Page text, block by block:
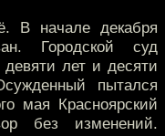
В начале декабря
Городской суд
лет и десяти
пытался
мая Красноярский
без изменений.